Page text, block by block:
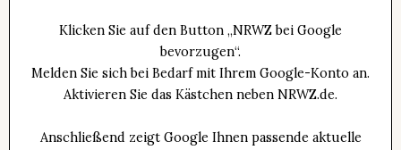
Klicken Sie auf den Button „NRWZ bei Google
bevorzugen“.
Melden Sie sich bei Bedarf mit Ihrem Google-Konto an.
Aktivieren Sie das Kästchen neben NRWZ.de.
Anschließend zeigt Google Ihnen passende aktuelle